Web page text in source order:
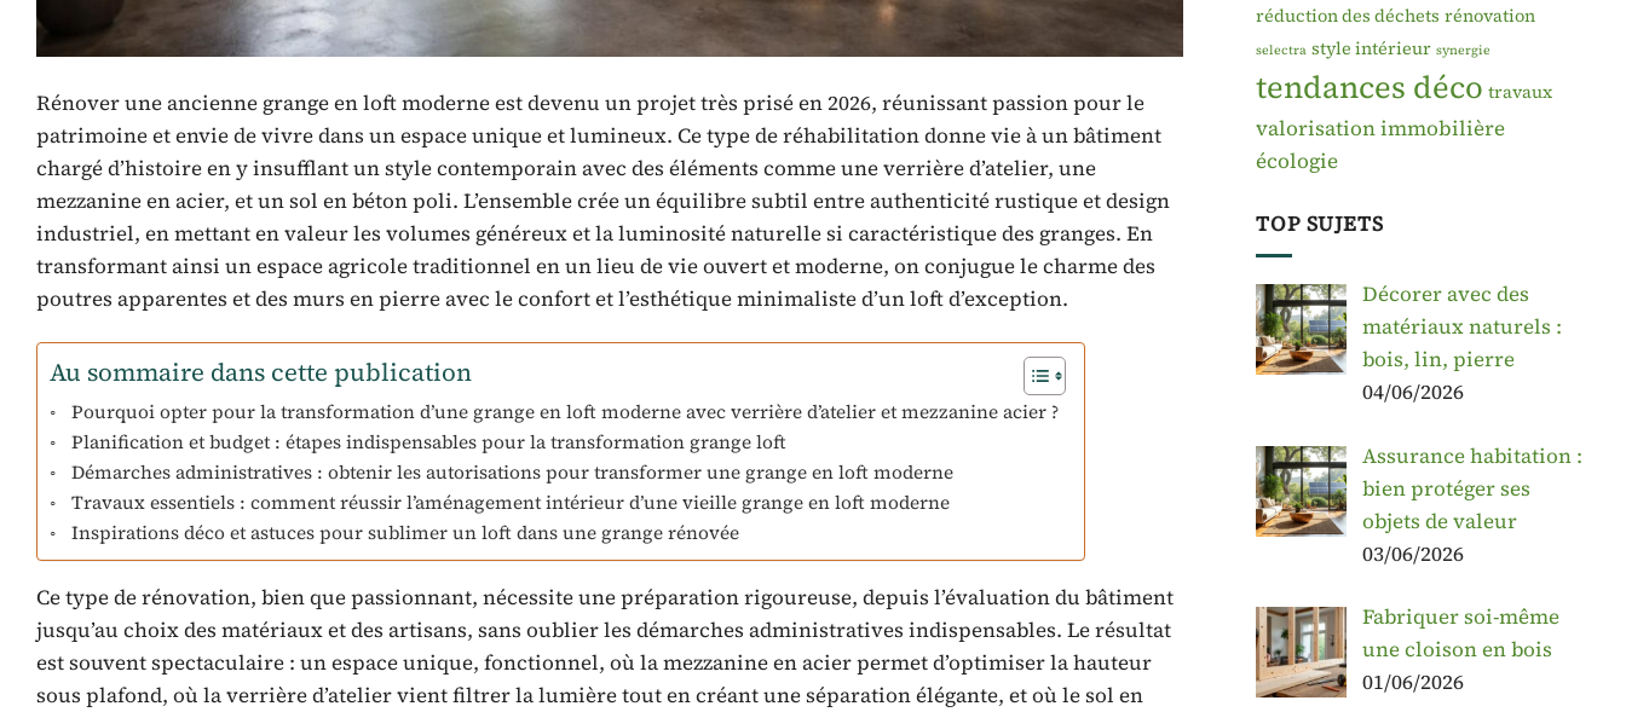
Rénover une ancienne grange en loft moderne est devenu un projet très prisé en 2026, réunissant passion pour le
patrimoine et envie de vivre dans un espace unique et lumineux. Ce type de réhabilitation donne vie à un bâtiment
chargé d’histoire en y insufflant un style contemporain avec des éléments comme une verrière d’atelier, une
mezzanine en acier, et un sol en béton poli. L’ensemble crée un équilibre subtil entre authenticité rustique et design
industriel, en mettant en valeur les volumes généreux et la luminosité naturelle si caractéristique des granges. En
transformant ainsi un espace agricole traditionnel en un lieu de vie ouvert et moderne, on conjugue le charme des
poutres apparentes et des murs en pierre avec le confort et l’esthétique minimaliste d’un loft d’exception.
Au sommaire dans cette publication
Pourquoi opter pour la transformation d’une grange en loft moderne avec verrière d’atelier et mezzanine acier ?
Planification et budget : étapes indispensables pour la transformation grange loft
Démarches administratives : obtenir les autorisations pour transformer une grange en loft moderne
Travaux essentiels : comment réussir l’aménagement intérieur d’une vieille grange en loft moderne
Inspirations déco et astuces pour sublimer un loft dans une grange rénovée
Ce type de rénovation, bien que passionnant, nécessite une préparation rigoureuse, depuis l’évaluation du bâtiment
jusqu’au choix des matériaux et des artisans, sans oublier les démarches administratives indispensables. Le résultat
est souvent spectaculaire : un espace unique, fonctionnel, où la mezzanine en acier permet d’optimiser la hauteur
sous plafond, où la verrière d’atelier vient filtrer la lumière tout en créant une séparation élégante, et où le sol en
réduction des déchets rénovation
selectra style intérieur synergie
tendances déco travaux
valorisation immobilière
écologie
TOP SUJETS
Décorer avec des
matériaux naturels :
bois, lin, pierre
04/06/2026
Assurance habitation :
bien protéger ses
objets de valeur
03/06/2026
Fabriquer soi-même
une cloison en bois
01/06/2026